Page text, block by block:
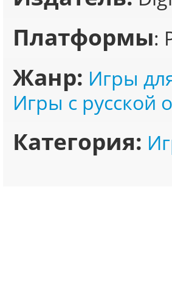
Платформы:
Жанр: Игры
Игры с русской
Категория: